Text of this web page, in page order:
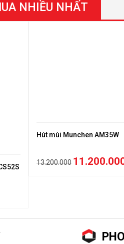
NHIỀU NHẤT
Hút mùi Munchen AM35W
13.200.000